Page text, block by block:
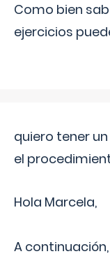
Como bien
ejercicios
quiero tener
el
Hola Marcela,
A